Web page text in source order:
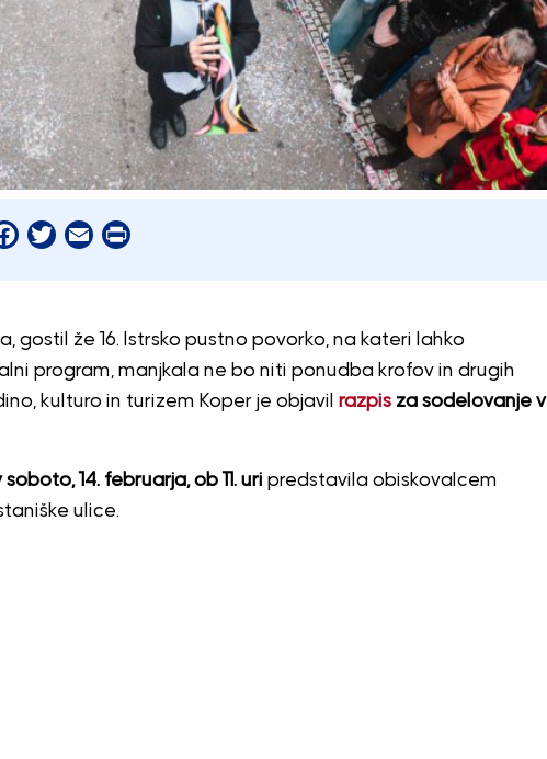
Facebook
Twitter
EmailPrint
gostil že 16. Istrsko pustno povorko, na kateri lahko
program, manjkala ne bo niti ponudba krofov in drugih
kulturo in turizem Koper je objavil razpisza sodelovanje v
soboto, 14. februarja, ob 11. uri predstavila obiskovalcem
ulice.